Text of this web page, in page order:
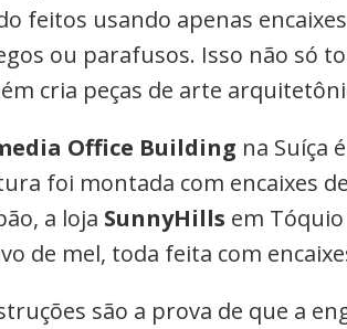
feitos usando apenas
ou parafusos. Isso não só
cria peças de arte
Office Building na Suíça
foi montada com encaixes
a loja SunnyHills em
de mel, toda feita com
são a prova de que a